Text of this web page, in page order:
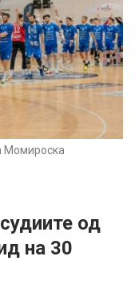
Момироска
од
на 30